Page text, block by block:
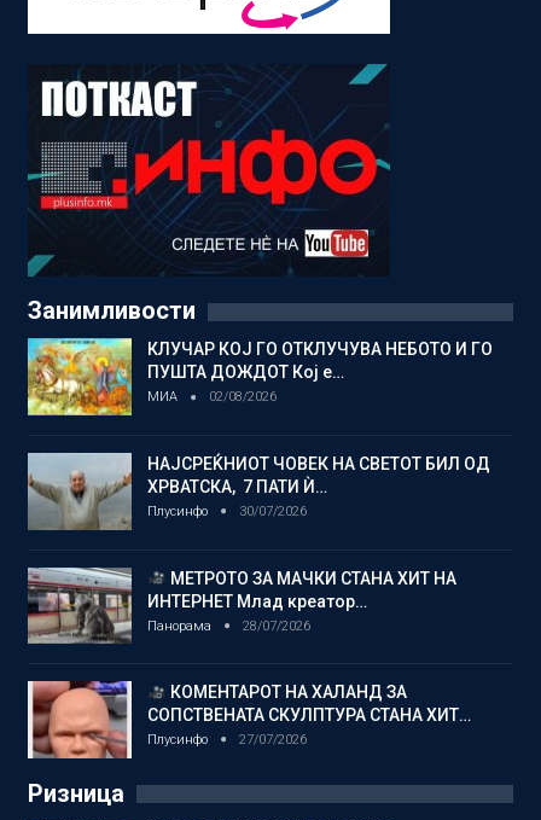
Занимливости
КЛУЧАР КОЈ ГО ОТКЛУЧУВА НЕБОТО И ГО
ПУШТА ДОЖДОТ Кој е…
МИА 02/08/2026
НАЈСРЕЌНИОТ ЧОВЕК НА СВЕТОТ БИЛ ОД
ХРВАТСКА, 7 ПАТИ Ѝ…
Плусинфо 30/07/2026
МЕТРОТО ЗА МАЧКИ СТАНА ХИТ НА
ИНТЕРНЕТ Млад креатор…
Панорама 28/07/2026
КОМЕНТАРОТ НА ХАЛАНД ЗА
СОПСТВЕНАТА СКУЛПТУРА СТАНА ХИТ…
Плусинфо 27/07/2026
Ризница